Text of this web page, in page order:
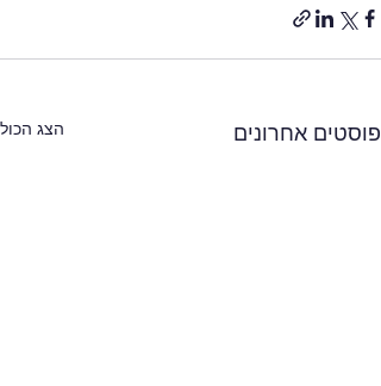
פוסטים אחרונים הצג הכול